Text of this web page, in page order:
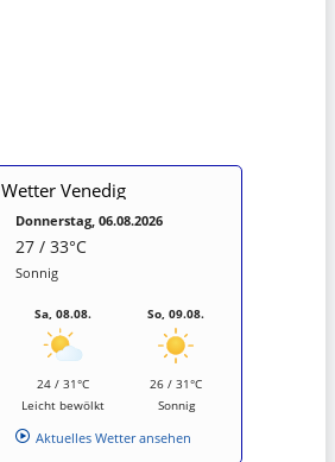
Wetter Venedig
Donnerstag, 06.08.2026
27 / 33°C
Sonnig
Sa, 08.08.
24 / 31°C
Leicht bewölkt
So, 09.08.
26 / 31°C
Sonnig
Aktuelles Wetter ansehen